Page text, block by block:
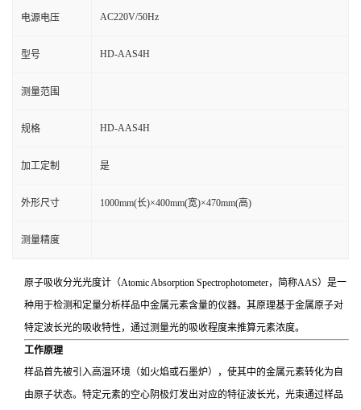
电源电压 AC220V/50Hz
型号 HD-AAS4H
测量范围
规格 HD-AAS4H
加工定制 是
外形尺寸 1000mm(长)×400mm(宽)×470mm(高)
测量精度
原子吸收分光光度计（Atomic Absorption Spectrophotometer，简称AAS）是一
种用于检测和定量分析样品中金属元素含量的仪器。其原理基于金属原子对
特定波长光的吸收特性，通过测量光的吸收程度来推算元素浓度。
工作原理
样品首先被引入高温环境（如火焰或石墨炉），使其中的金属元素转化为自
由原子状态。特定元素的空心阴极灯发出对应的特征波长光，光束通过样品